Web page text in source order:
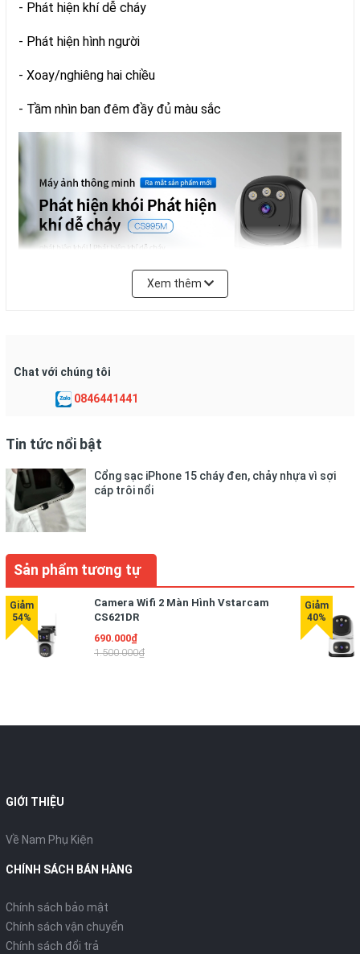
- Phát hiện khí dễ cháy
- Phát hiện hình người
- Xoay/nghiêng hai chiều
- Tầm nhìn ban đêm đầy đủ màu sắc
Xem thêm
Chat với chúng tôi
0846441441
Tin tức nổi bật
Cổng sạc iPhone 15 cháy đen, chảy nhựa vì sợi
cáp trôi nổi
Sản phẩm tương tự
Camera Wifi 2 Màn Hình Vstarcam
CS621DR
690.000₫
1.500.000₫
GIỚI THIỆU
Về Nam Phụ Kiện
CHÍNH SÁCH BÁN HÀNG
Chính sách bảo mật
Chính sách vận chuyển
Chính sách đổi trả